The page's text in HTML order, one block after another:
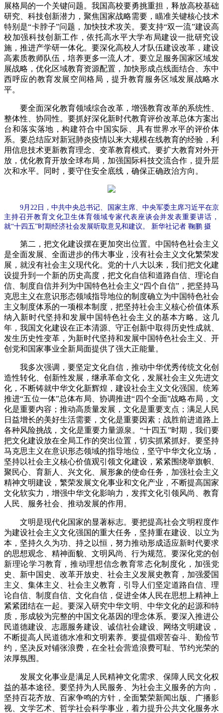
展格局的一个关键问题。我国高校要勇挑重担，释放高校基础
研究、科技创新潜力，聚焦国家战略需要，瞄准关键核心技术
特别是“卡脖子”问题，加快技术攻关。要支持“双一流”建设高
校加强科技创新工作，依托高水平大学布局建设一批研究设
施，推进产学研一体化。要深化高校人才队伍建设改革，建设
高素质教师队伍，培养更多一流人才。要立足服务国家区域发
展战略，优化区域教育资源配置，加快形成点线面结合、东中
西呼应的教育发展空间格局，提升教育服务区域发展战略水
平。
要全面深化教育领域综合改革，增强教育改革的系统性、
整体性、协同性。要抓好深化新时代教育评价改革总体方案出
台和落实落地，构建符合中国实际、具有世界水平的评价体
系。要总结应对新冠肺炎疫情以来大规模在线教育的经验，利
用信息技术更新教育理念、变革教育模式。要扩大教育对外开
放，优化教育开放全球布局，加强国际科技交流合作，提升层
次和水平。同时，要守住安全底线，确保正确政治方向。
9月22日，中共中央总书记、国家主席、中央军委主席习近平在京
主持召开教育文化卫生体育领域专家代表座谈会并发表重要讲话，
就“十四五”时期经济社会发展听取意见和建议。 新华社记者 鞠鹏 摄
第二，把文化建设摆在更加突出位置。中国特色社会主义
是全面发展、全面进步的伟大事业，没有社会主义文化繁荣发
展，就没有社会主义现代化。党的十八大以来，我们把文化建
设提升到一个新的历史高度，把文化自信和道路自信、理论自
信、制度自信并列为中国特色社会主义“四个自信”，把坚持马
克思主义在意识形态领域指导地位的制度确立为中国特色社会
主义制度体系的一项根本制度，把坚持社会主义核心价值体系
纳入新时代坚持和发展中国特色社会主义的基本方略。这几
年，我国文化建设在正本清源、守正创新中取得历史性成就、
发生历史性变革，为新时代坚持和发展中国特色社会主义、开
创党和国家事业全新局面提供了强大正能量。
我多次强调，要坚定文化自信，推动中华优秀传统文化创
造性转化、创新性发展，继承革命文化，发展社会主义先进文
化，不断铸就中华文化新辉煌，建设社会主义文化强国。统筹
推进“五位一体”总体布局、协调推进“四个全面”战略布局，文
化是重要内容；推动高质量发展，文化是重要支点；满足人民
日益增长的美好生活需要，文化是重要因素；战胜前进道路上
各种风险挑战，文化是重要力量源泉。“十四五”时期，我们要
把文化建设放在全局工作的突出位置，切实抓紧抓好。要坚持
马克思主义在意识形态领域的指导地位，坚守中华文化立场，
坚持以社会主义核心价值观引领文化建设，紧紧围绕举旗帜、
聚民心、育新人、兴文化、展形象的使命任务，加强社会主义
精神文明建设，繁荣发展文化事业和文化产业，不断提高国家
文化软实力，增强中华文化影响力，发挥文化引领风尚、教育
人民、服务社会、推动发展的作用。
文明是现代化国家的显著标志。要把提高社会文明程度作
为建设社会主义文化强国的重大任务，坚持重在建设、以立为
本，坚持久久为功、持之以恒，努力推动形成适应新时代要求
的思想观念、精神面貌、文明风尚、行为规范。要深化党的创
新理论学习教育，推动理想信念教育常态化制度化，加强党
史、新中国史、改革开放史、社会主义发展史教育，加强爱国
主义、集体主义、社会主义教育，引导人们坚定道路自信、理
论自信、制度自信、文化自信，促进全体人民在思想上精神上
紧紧团结在一起。要深入研究中华文明、中华文化的起源和特
质，形成较为完整的中国文化基因的理念体系。要深入推进公
民道德建设、志愿服务建设、诚信社会建设、网络文明建设，
不断提高人民道德水准和文明素养。要提倡艰苦奋斗、勤俭节
约，坚决反对铺张浪费，在全社会营造浪费可耻、节约光荣的
浓厚氛围。
发展文化事业是满足人民精神文化需求、保障人民文化权
益的基本途径。要坚持为人民服务、为社会主义服务的方向，
坚持百花齐放、百家争鸣的方针，全面繁荣新闻出版、广播影
视、文学艺术、哲学社会科学事业，着力提升公共文化服务水